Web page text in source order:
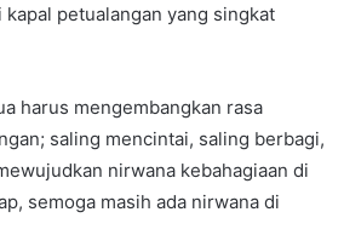
kapal petualangan yang singkat
harus mengembangkan rasa
saling mencintai, saling berbagi,
nirwana kebahagiaan di
semoga masih ada nirwana di